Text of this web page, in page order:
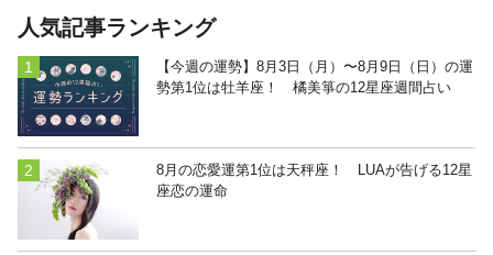
人気記事ランキング
【今週の運勢】8月3日（月）〜8月9日（日）の運
勢第1位は牡羊座！ 橘美箏の12星座週間占い
8月の恋愛運第1位は天秤座！ LUAが告げる12星
座恋の運命